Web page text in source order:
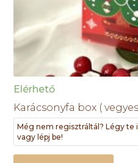
Elérhető
Karácsonyfa box (
Még nem regisztráltál? Légy te
vagy lépj be!